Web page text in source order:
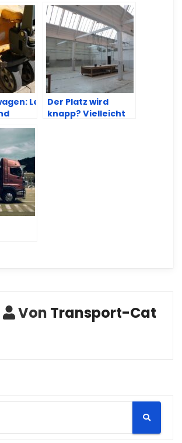
Leichtes
kann
Der Platz wird
knapp? Vielleicht
Von Transport-Cat